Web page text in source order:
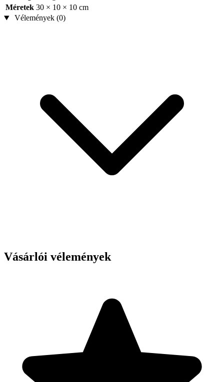
Méretek 30 × 10 × 10 cm
Vélemények (0)
Vásárlói vélemények